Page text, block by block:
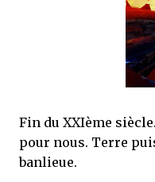
mettre sous tous les yeux. C'est
Fin du XXIème
pour nous. Terre
banlieue.